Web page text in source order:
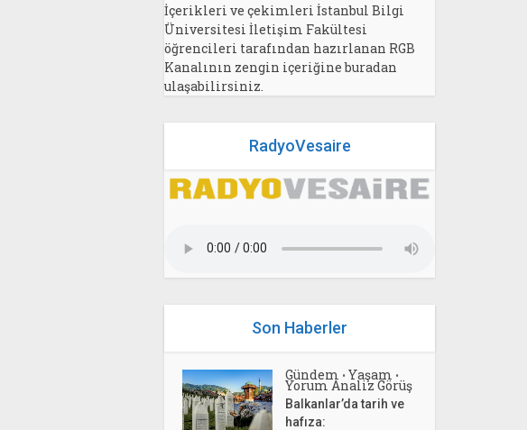
İçerikleri ve çekimleri İstanbul Bilgi
Üniversitesi İletişim Fakültesi
öğrencileri tarafından hazırlanan RGB
Kanalının zengin içeriğine buradan
ulaşabilirsiniz.
RadyoVesaire
Son Haberler
Gündem • Yaşam •
Yorum Analiz Görüş
Balkanlar’da tarih ve
hafıza: